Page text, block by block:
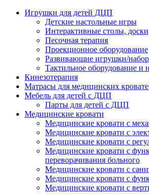
Игрушки для детей ДЦП
Детские настольные игры
Интерактивные столы,
Песочная терапия
Проекционное оборудование
Развивающие игрушки/
Тактильное оборудование и
Кинезотерапия
Матрасы для медицинских
Мебель для детей с ДЦП
Парты для детей с ДЦП
Медицинские кровати
Медицинские кровати с
Медицинские кровати с
Медицинские кровати с
Медицинские кровати с
переворачивания больного
Медицинские кровати с
Медицинские кровати с
Медицинские кровати с